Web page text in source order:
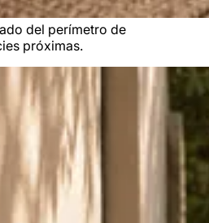
del perímetro de
próximas.